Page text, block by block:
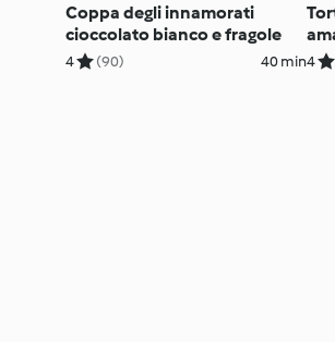
Coppa degli innamorati
cioccolato bianco e fragole
4 (90) 40 min4